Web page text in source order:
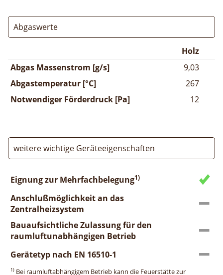
Abgaswerte
Holz
Abgas Massenstrom [g/s]
9,03
Abgastemperatur [°C]
267
Notwendiger Förderdruck [Pa]
12
weitere wichtige Geräteeigenschaften
Eignung zur Mehrfachbelegung1)
Anschlußmöglichkeit an das
Zentralheizsystem
Bauaufsichtliche Zulassung für den
raumluftunabhängigen Betrieb
Gerätetyp nach EN 16510-1
1) Bei raumluftabhängigem Betrieb kann die Feuerstätte zur